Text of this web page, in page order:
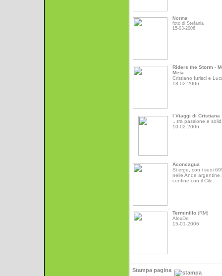
Norma
foto di Stefania
15-03-2006
Riders the Storm -
Meta
Cristiano Iurisci e
18-02-2006
I Viaggi di Cristiana
...tra passione e
10-02-2006
Aconcagua
Si erge, con i suoi
nelle Ande argentine
confine con il Cile.
Terminillo (RM)
AlexDe
15-01-2006
Stampa pagina